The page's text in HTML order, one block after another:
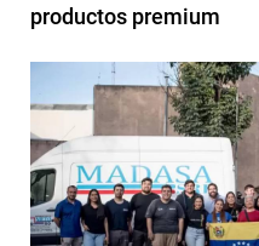
productos premium